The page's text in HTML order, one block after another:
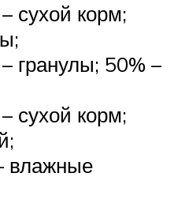
сухой корм;
гранулы; 50% –
сухой корм;
влажные